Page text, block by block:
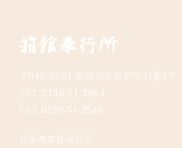
〒040-0001 函館市五稜郭町44番3号
TEL 0138-51-2864
FAX 0138-51-2548
名美興業株式会社